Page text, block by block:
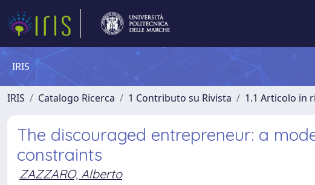
IRIS
IRIS Catalogo Ricerca 1 Contributo su Rivista 1.1 Articolo in
The discouraged entrepreneur: a
constraints
ZAZZARO, Alberto